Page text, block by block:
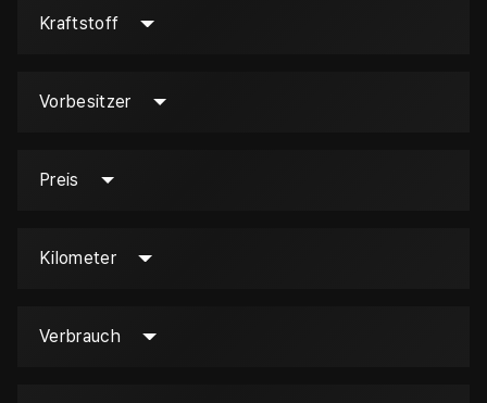
Kraftstoff
Vorbesitzer
Preis
Kilometer
Verbrauch